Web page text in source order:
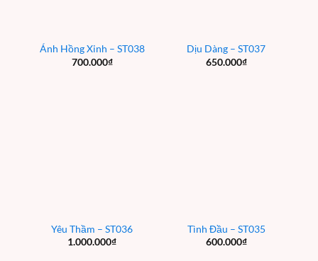
Ánh Hồng Xinh – ST038
700.000₫
Dịu Dàng – ST037
650.000₫
Yêu Thầm – ST036
1.000.000₫
Tình Đầu – ST035
600.000₫